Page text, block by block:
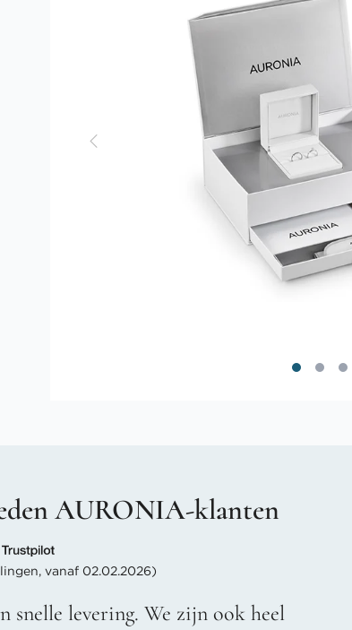
AURONIA-klanten
vanaf 02.02.2026)
snelle levering. We zijn ook heel